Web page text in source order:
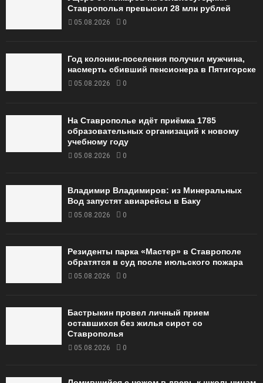
Ставрополья превысил 28 млн рублей
05.08.2026 0
Год колонии-поселения получил мужчина,
насмерть сбивший пенсионера в Пятигорске
05.08.2026 0
На Ставрополье идёт приёмка 1785
образовательных организаций к новому
учебному году
05.08.2026 0
Владимир Владимиров: из Минеральных
Вод запустят авиарейсы в Баку
05.08.2026 0
Резиденты парка «Мастер» в Ставрополе
обратятся в суд после июльского пожара
05.08.2026 0
Бастрыкин провел личный прием
оставшихся без жилья сирот со
Ставрополья
05.08.2026 0